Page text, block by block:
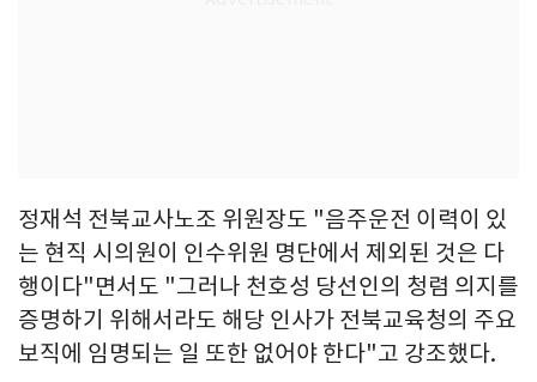
정재석 전북교사노조 위원장도 "음주운전 이력이 있
는 현직 시의원이 인수위원 명단에서 제외된 것은 다
행이다"면서도 "그러나 천호성 당선인의 청렴 의지를
증명하기 위해서라도 해당 인사가 전북교육청의 주요
보직에 임명되는 일 또한 없어야 한다"고 강조했다.